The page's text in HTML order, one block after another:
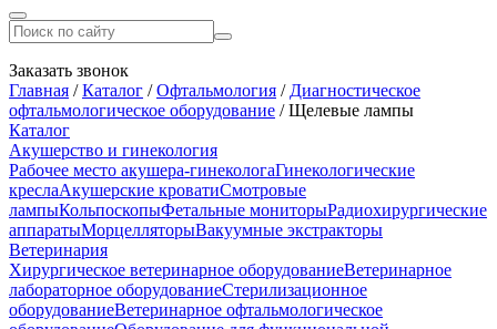
Заказать звонок
Главная /Каталог /Офтальмология / Диагностическое
офтальмологическое оборудование /Щелевые лампы
Каталог
Акушерство и гинекология
Рабочее место акушера-гинекологаГинекологические
креслаАкушерские кроватиСмотровые
лампыКольпоскопыФетальные мониторыРадиохирургические
аппаратыМорцелляторыВакуумные экстракторы
Ветеринария
Хирургическое ветеринарное оборудованиеВетеринарное
лабораторное оборудованиеСтерилизационное
оборудованиеВетеринарное офтальмологическое